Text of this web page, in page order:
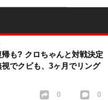
も? クロちゃんと対戦決定
でクビも、3ヶ月でリング
0 0